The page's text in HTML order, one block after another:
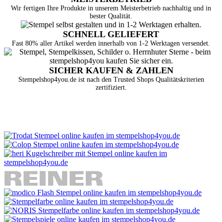
Wir fertigen Ihre Produkte in unserem Meisterbetrieb nachhaltig und in
bester Qualität.
SCHNELL GELIEFERT
Fast 80% aller Artikel werden innerhalb von 1-2 Werktagen versendet.
SICHER KAUFEN & ZAHLEN
Stempelshop4you.de ist nach den Trusted Shops Qualitätskriterien
zertifiziert.